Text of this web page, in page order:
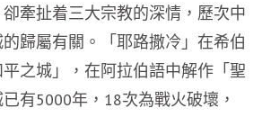
牽扯着三大宗教的深情，歷次中
歸屬有關。「耶路撒冷」在希伯
之城」，在阿拉伯語中解作「聖
有5000年，18次為戰火破壞，